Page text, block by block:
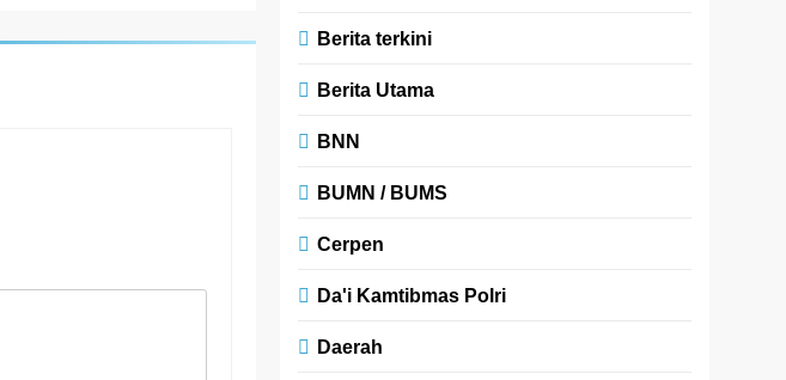
Berita terkini
Berita Utama
BNN
BUMN / BUMS
Cerpen
Da'i Kamtibmas Polri
Daerah